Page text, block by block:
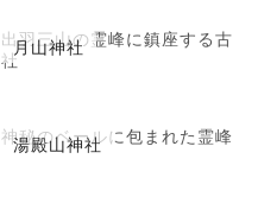
月山神社
出羽三山の霊峰に鎮座する古
社
湯殿山神社
神秘のベールに包まれた霊峰